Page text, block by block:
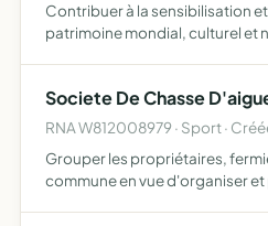
Contribuer à la sensibilisation
patrimoine mondial, culturel et
modes…
Societe De Chasse
RNA W812008979 · Sport ·
Grouper les propriétaires,
commune en vue d'organiser